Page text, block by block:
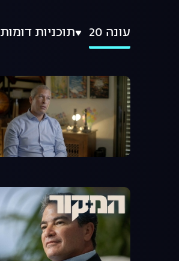
עונה 20 תוכניות דומות